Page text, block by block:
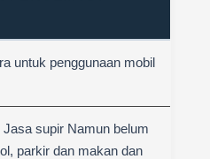
untuk penggunaan mobil
supir Namun belum
parkir dan makan dan